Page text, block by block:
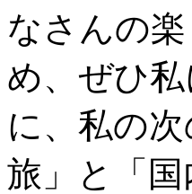
なさんの
め、ぜひ
に、私の
旅」と「